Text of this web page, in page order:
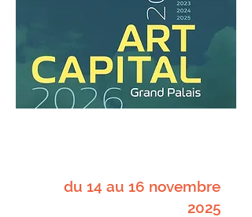
du 14 au 16 novembre
2025